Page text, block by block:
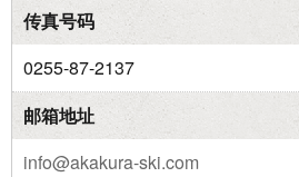
传真号码
0255-87-2137
邮箱地址
info@akakura-ski.com